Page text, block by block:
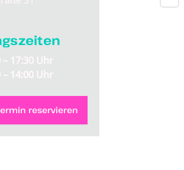
– 17:30 Uhr
– 14:00 Uhr
reservieren